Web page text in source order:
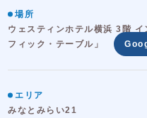
場所
ウェスティンホテル横浜 3階
フィック・テーブル」
エリア
みなとみらい21